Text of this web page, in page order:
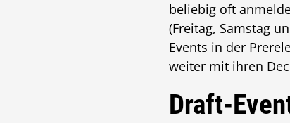
beliebig oft
(Freitag, Samstag
Events in der
weiter mit ihren
Draft-